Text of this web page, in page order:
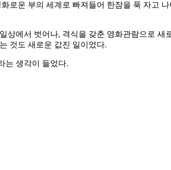
운 부의 세계로 빠져들어 한잠을 푹 자고
에서 벗어나, 격식을 갖춘 영화관람으로 새
것도 새로운 값진 일이었다.
는 생각이 들었다.